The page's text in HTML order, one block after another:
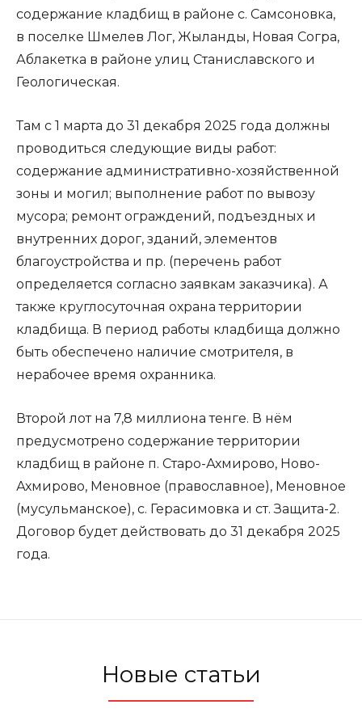
содержание кладбищ в районе с. Самсоновка,
в поселке Шмелев Лог, Жыланды, Новая Согра,
Аблакетка в районе улиц Станиславского и
Геологическая.
Там с 1 марта до 31 декабря 2025 года должны
проводиться следующие виды работ:
содержание административно-хозяйственной
зоны и могил; выполнение работ по вывозу
мусора; ремонт ограждений, подъездных и
внутренних дорог, зданий, элементов
благоустройства и пр. (перечень работ
определяется согласно заявкам заказчика). А
также круглосуточная охрана территории
кладбища. В период работы кладбища должно
быть обеспечено наличие смотрителя, в
нерабочее время охранника.
Второй лот на 7,8 миллиона тенге. В нём
предусмотрено содержание территории
кладбищ в районе п. Старо-Ахмирово, Ново-
Ахмирово, Меновное (православное), Меновное
(мусульманское), с. Герасимовка и ст. Защита-2.
Договор будет действовать до 31 декабря 2025
года.
Новые статьи